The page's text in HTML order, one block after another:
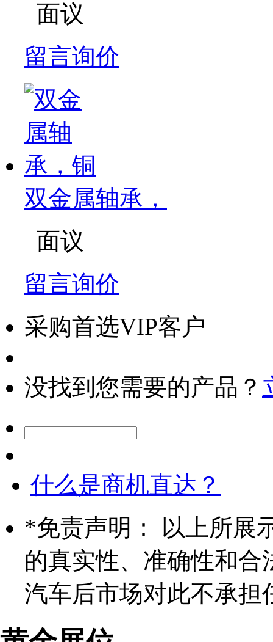
面议
留言询价
双金属轴承，
面议
留言询价
采购首选VIP客户
没找到您需要的产品？
什么是商机直达？
*免责声明： 以上所展
的真实性、准确性和合
汽车后市场对此不承担